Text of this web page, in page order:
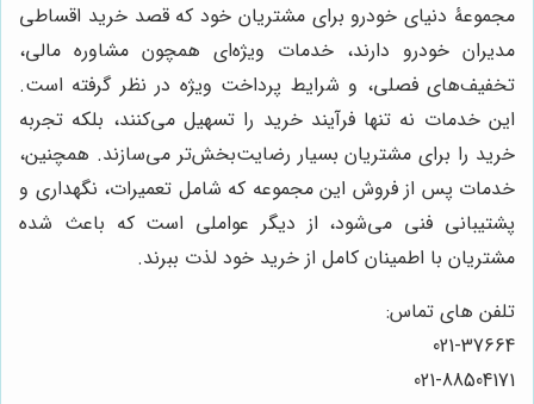
مجموعۀ دنیای خودرو برای مشتریان خود که قصد خرید اقساطی
مدیران خودرو دارند، خدمات ویژه‌ای همچون مشاوره مالی،
تخفیف‌های فصلی، و شرایط پرداخت ویژه در نظر گرفته است.
این خدمات نه تنها فرآیند خرید را تسهیل می‌کنند، بلکه تجربه
خرید را برای مشتریان بسیار رضایت‌بخش‌تر می‌سازند. همچنین،
خدمات پس از فروش این مجموعه که شامل تعمیرات، نگهداری و
پشتیبانی فنی می‌شود، از دیگر عواملی است که باعث شده
مشتریان با اطمینان کامل از خرید خود لذت ببرند.
تلفن های تماس:
021-37664
021-88504171